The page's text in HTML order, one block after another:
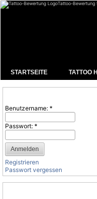
Tattoo-Bewertung
STARTSEITE TATTOO
Benutzername: *
Passwort: *
Registrieren
Passwort vergessen